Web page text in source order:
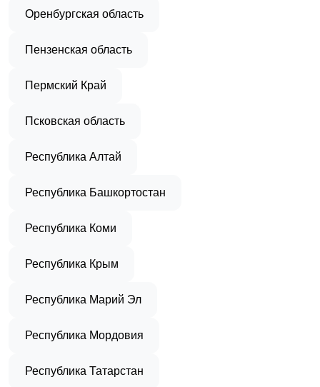
Оренбургская область
Пензенская область
Пермский Край
Псковская область
Республика Алтай
Республика Башкортостан
Республика Коми
Республика Крым
Республика Марий Эл
Республика Мордовия
Республика Татарстан